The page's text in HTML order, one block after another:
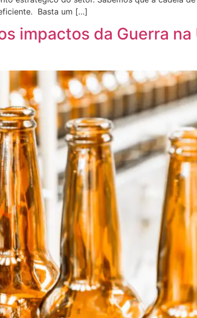
Basta um […]
impactos da Guerra na